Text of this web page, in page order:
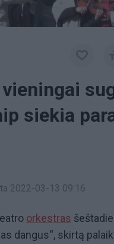
siekia
2022-03-13 09:16
orkestras
dangus“, skirtą